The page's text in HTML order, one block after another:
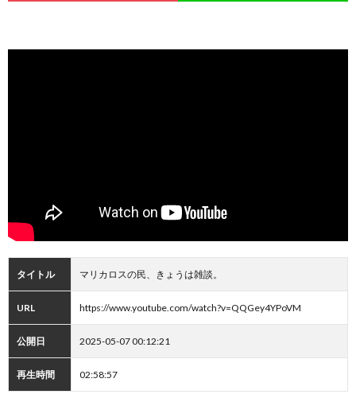
タイトル マリカロスの民、きょうは雑談。
URL https://www.youtube.com/watch?v=QQGey4YPoVM
公開日 2025-05-07 00:12:21
再生時間 02:58:57